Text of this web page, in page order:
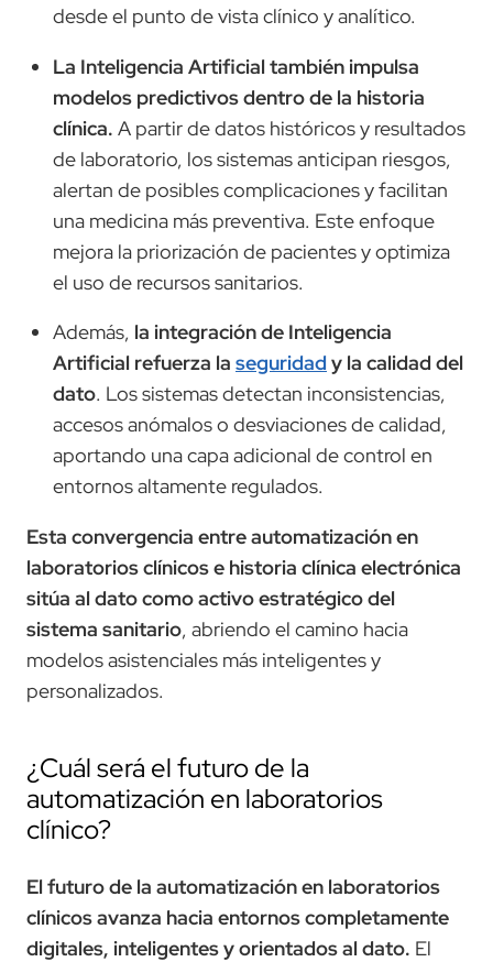
desde el punto de vista clínico y analítico.
La Inteligencia Artificial también impulsa
modelos predictivos dentro de la historia
clínica. A partir de datos históricos y resultados
de laboratorio, los sistemas anticipan riesgos,
alertan de posibles complicaciones y facilitan
una medicina más preventiva. Este enfoque
mejora la priorización de pacientes y optimiza
el uso de recursos sanitarios.
Además, la integración de Inteligencia
Artificial refuerza la seguridady la calidad del
dato. Los sistemas detectan inconsistencias,
accesos anómalos o desviaciones de calidad,
aportando una capa adicional de control en
entornos altamente regulados.
Esta convergencia entre automatización en
laboratorios clínicos e historia clínica electrónica
sitúa al dato como activo estratégico del
sistema sanitario, abriendo el camino hacia
modelos asistenciales más inteligentes y
personalizados.
¿Cuál será el futuro de la
automatización en laboratorios
clínico?
El futuro de la automatización en laboratorios
clínicos avanza hacia entornos completamente
digitales, inteligentes y orientados al dato. El